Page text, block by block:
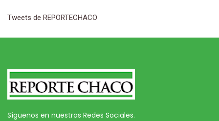
Tweets de REPORTECHACO
Síguenos en nuestras Redes Sociales.